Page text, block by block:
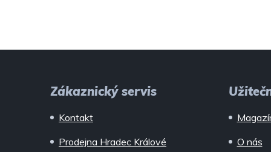
Zákaznický servis
Kontakt
Prodejna Hradec Králové
O nás